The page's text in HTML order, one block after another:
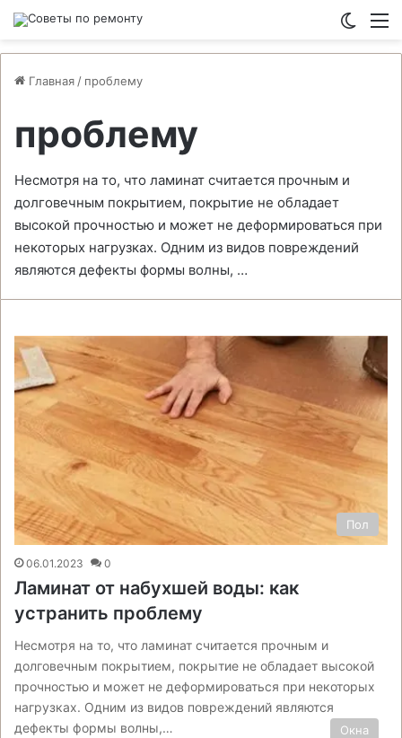
Главная / проблему
проблему
Несмотря на то, что ламинат считается прочным и
долговечным покрытием, покрытие не обладает
высокой прочностью и может не деформироваться при
некоторых нагрузках. Одним из видов повреждений
являются дефекты формы волны, …
Пол
06.01.2023 0
Ламинат от набухшей воды: как
устранить проблему
Несмотря на то, что ламинат считается прочным и
долговечным покрытием, покрытие не обладает высокой
прочностью и может не деформироваться при некоторых
нагрузках. Одним из видов повреждений являются
дефекты формы волны,…
Окна